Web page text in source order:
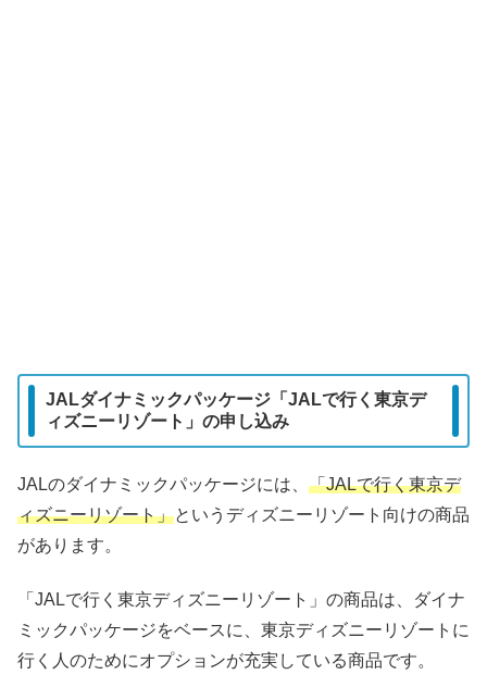
JALダイナミックパッケージ「JALで行く東京デ
ィズニーリゾート」の申し込み
JALのダイナミックパッケージには、 「JALで行く東京デ
ィズニーリゾート」というディズニーリゾート向けの商品
があります。
「JALで行く東京ディズニーリゾート」の商品は、ダイナ
ミックパッケージをベースに、東京ディズニーリゾートに
行く人のためにオプションが充実している商品です。